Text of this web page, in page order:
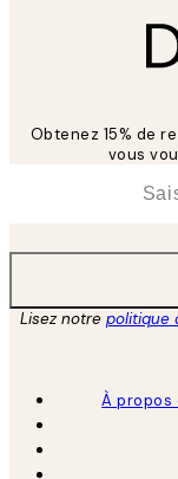
Obtenez 15% de
vous
Lisez notre politique
À propos